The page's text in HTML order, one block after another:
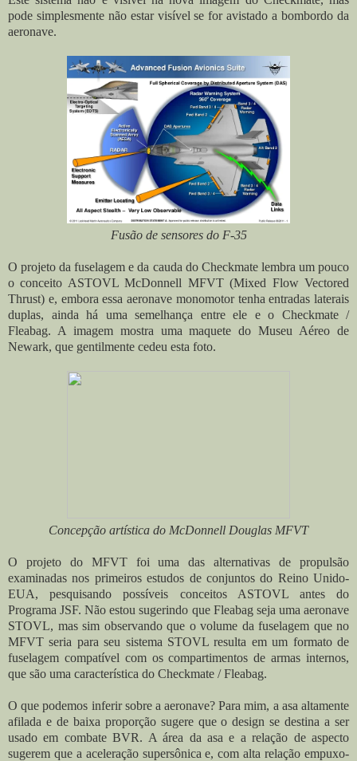
pode simplesmente não estar visível se for avistado a bombordo da
aeronave.
Fusão de sensores do F-35
O projeto da fuselagem e da cauda do Checkmate lembra um pouco
o conceito ASTOVL McDonnell MFVT (Mixed Flow Vectored
Thrust) e, embora essa aeronave monomotor tenha entradas laterais
duplas, ainda há uma semelhança entre ele e o Checkmate /
Fleabag. A imagem mostra uma maquete do Museu Aéreo de
Newark, que gentilmente cedeu esta foto.
Concepção artística do McDonnell Douglas MFVT
O projeto do MFVT foi uma das alternativas de propulsão
examinadas nos primeiros estudos de conjuntos do Reino Unido-
EUA, pesquisando possíveis conceitos ASTOVL antes do
Programa JSF. Não estou sugerindo que Fleabag seja uma aeronave
STOVL, mas sim observando que o volume da fuselagem que no
MFVT seria para seu sistema STOVL resulta em um formato de
fuselagem compatível com os compartimentos de armas internos,
que são uma característica do Checkmate / Fleabag.
O que podemos inferir sobre a aeronave? Para mim, a asa altamente
afilada e de baixa proporção sugere que o design se destina a ser
usado em combate BVR. A área da asa e a relação de aspecto
sugerem que a aceleração supersônica e, com alta relação empuxo-